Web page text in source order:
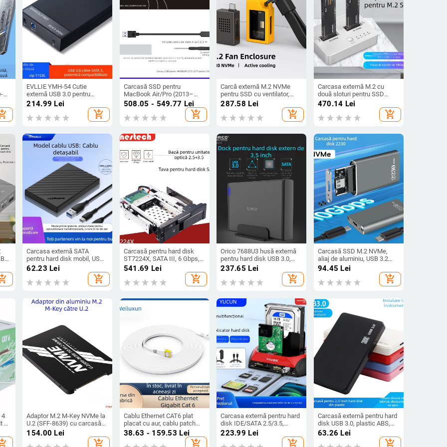
C
EVLLIE YMH-54 Cutie
externă USB 3.0 pentru
discuri SATA de 2,5/3,5 inch,
Suport până la 8 TB, Viteză
de transfer până la 5 Gbps
214.99 Lei
add_shopping_cart
Carcasă SSD pentru
MacBook Air/Pro (2013–
2017), USB 3.2 Gen2 Type-A,
Enc2mac-j31, material PCB
508.05 - 549.77 Lei
add_shopping_cart
Carcă externă M.2 NVMe
pentru SSD cu ventilator,
aliaj de zinc, 10 Gbps, capac
287.58 Lei
add_shopping_cart
Carcasa externă M.2 cu
două sloturi pentru SSD
SATA/NVMe, USB 3.1 Gen2,
10 Gbps, clonare, aliaj de
aluminiu + ABS, până la 4 TB
470.14 Lei
add_shopping_cart
Carcasa externă SATA
pentru hard disk mobil, USB
3.0, model C200, brand
ABS+PC, suport capacitate
256GB–6TB, viteză transfer
62.23 Lei
add_shopping_cart
Carcasă pentru hard disk
ST7224X, SATA III, 6 Gbps,
aluminiu aliaj și oțel
nelimitată
541.69 Lei
add_shopping_cart
Orico 7688U3 husă externă
pentru hard disk USB 3.0,
carcasa din aluminiu, suport
237.65 Lei
add_shopping_cart
Carcasă SSD M.2 NVMe,
aliaj de aluminiu, USB 3.2
Type-C, 10Gbps, formă
2230, Suportă până la 2TB
94.45 Lei
add_shopping_cart
4
cu
Adaptor M.2 M-Key NVMe la
U.2 (SFF-8639) cu carcasă
din aluminiu
154.00 Lei
add_shopping_cart
Cablu Ethernet CAT6 plat
placat cu aur, cablu patch
Gigabit, cupru fără oxigen,
cablu de conectare pentru
38.63 - 159.53 Lei
add_shopping_cart
Carcasa externă pentru hard
disk IDE/SATA 2.5/3.5,
interfață USB 2.0, suport
până la 6TB
223.99 Lei
add_shopping_cart
Carcasă externă pentru hard
disk USB 3.0, plastic ABS,
suport până la 2TB
63.26 Lei
add_shopping_cart